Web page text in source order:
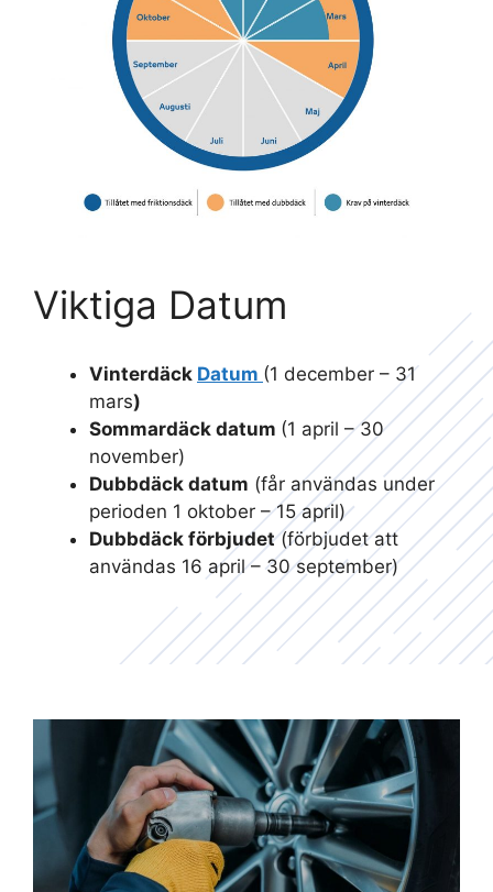
Viktiga Datum
Vinterdäck Datum (1 december – 31
mars)
Sommardäck datum (1 april – 30
november)
Dubbdäck datum (får användas under
perioden 1 oktober – 15 april)
Dubbdäck förbjudet(förbjudet att
användas 16 april – 30 september)